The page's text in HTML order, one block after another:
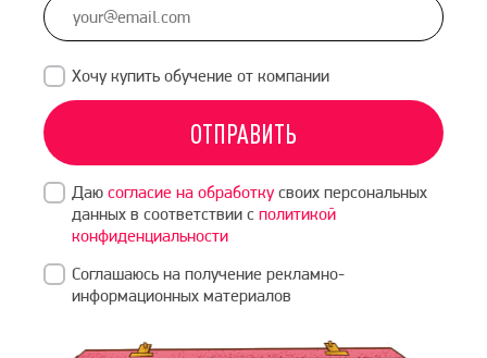
Хочу купить обучение от компании
ОТПРАВИТЬ
Даю согласие на обработкусвоих персональных
данных в соответствии с политикой
конфиденциальности
Соглашаюсь на получение рекламно-
информационных материалов